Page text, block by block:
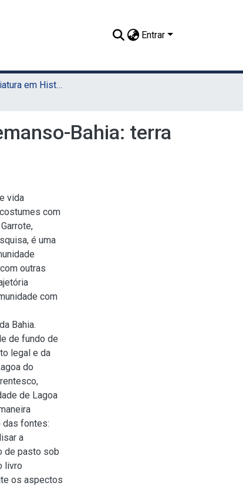
Entrar
TCC - Licenciatura em História (UAEADTec)
Bahia: terra
vida
com
é uma
outras
com
Bahia.
de fundo de
legal e da
do
de Lagoa
das fontes:
a
de pasto sob
livro
os aspectos